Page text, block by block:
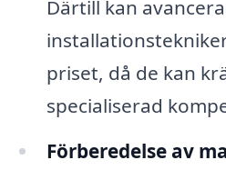
Därtill kan
priset, då de kan
specialiserad
Förberedelse av